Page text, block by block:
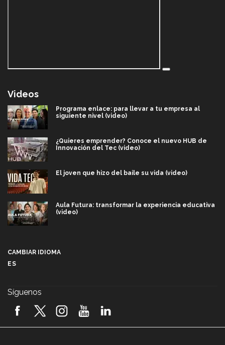
Videos
Programa enlace: para llevar a tu empresa al
siguiente nivel (video)
¿Quieres emprender? Conoce el nuevo HUB de
Innovación del Tec (video)
El joven que hizo del baile su vida (video)
Aula Futura: transformar la experiencia educativa
(video)
2026! (video)
CAMBIAR IDIOMA
ES
Síguenos